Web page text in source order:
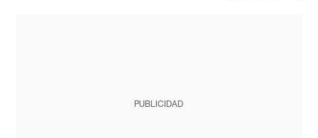
PUBLICIDAD